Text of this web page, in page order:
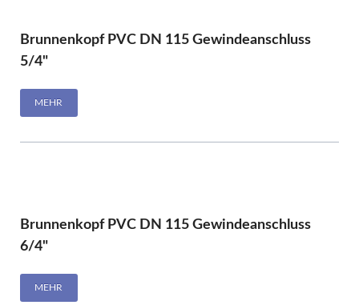
Brunnenkopf PVC DN 115 Gewindeanschluss
5/4"
MEHR
Brunnenkopf PVC DN 115 Gewindeanschluss
6/4"
MEHR